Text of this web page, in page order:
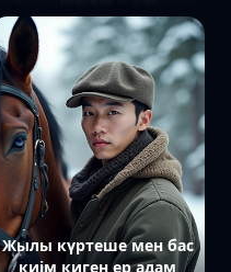
қабырғасы көрінеді.
Жылы күртеше мен бас
киім киген ер адам